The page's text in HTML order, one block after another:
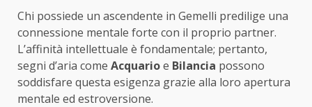
Chi possiede un ascendente in Gemelli predilige una
connessione mentale forte con il proprio partner.
L’affinità intellettuale è fondamentale; pertanto,
segni d’aria come Acquarioe Bilancia possono
soddisfare questa esigenza grazie alla loro apertura
mentale ed estroversione.